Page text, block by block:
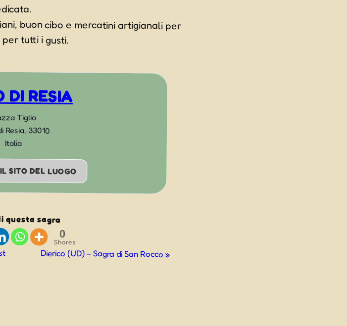
buon cibo e mercatini artigianali per
tutti i gusti.
DI RESIA
Tiglio
Resia, 33010
Italia
SITO DEL LUOGO
questa sagra
0
Shares
Dierico (UD) – Sagra di San Rocco »